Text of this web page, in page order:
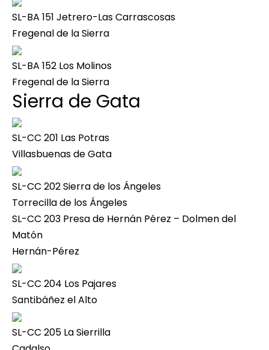
SL-BA 151 Jetrero-Las Carrascosas
Fregenal de la Sierra
SL-BA 152 Los Molinos
Fregenal de la Sierra
Sierra de Gata
SL-CC 201 Las Potras
Villasbuenas de Gata
SL-CC 202 Sierra de los Ángeles
Torrecilla de los Ángeles
SL-CC 203 Presa de Hernán Pérez – Dolmen del
Matón
Hernán-Pérez
SL-CC 204 Los Pajares
Santibáñez el Alto
SL-CC 205 La Sierrilla